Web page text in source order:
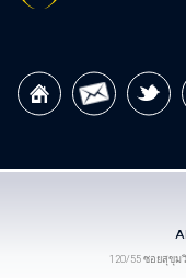
120/55 ซอยสุขุม